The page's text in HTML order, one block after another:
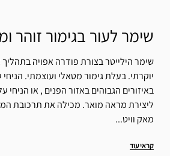
שימר לעור בגימור זוהר
שימר הילייטר בצורת פודרה אפויה
יוקרתי. בעלת גימור מטאלי ועוצמתי.
באיזורים הגבוהים באזור הפנים , או הניחי
ליצירת מראה מואר. מכילה את תרכובת
מאק וויט...
קראי עוד